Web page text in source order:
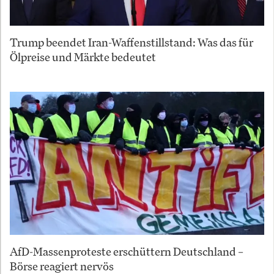
Trump beendet Iran-Waffenstillstand: Was das für
Ölpreise und Märkte bedeutet
AfD-Massenproteste erschüttern Deutschland –
Börse reagiert nervös